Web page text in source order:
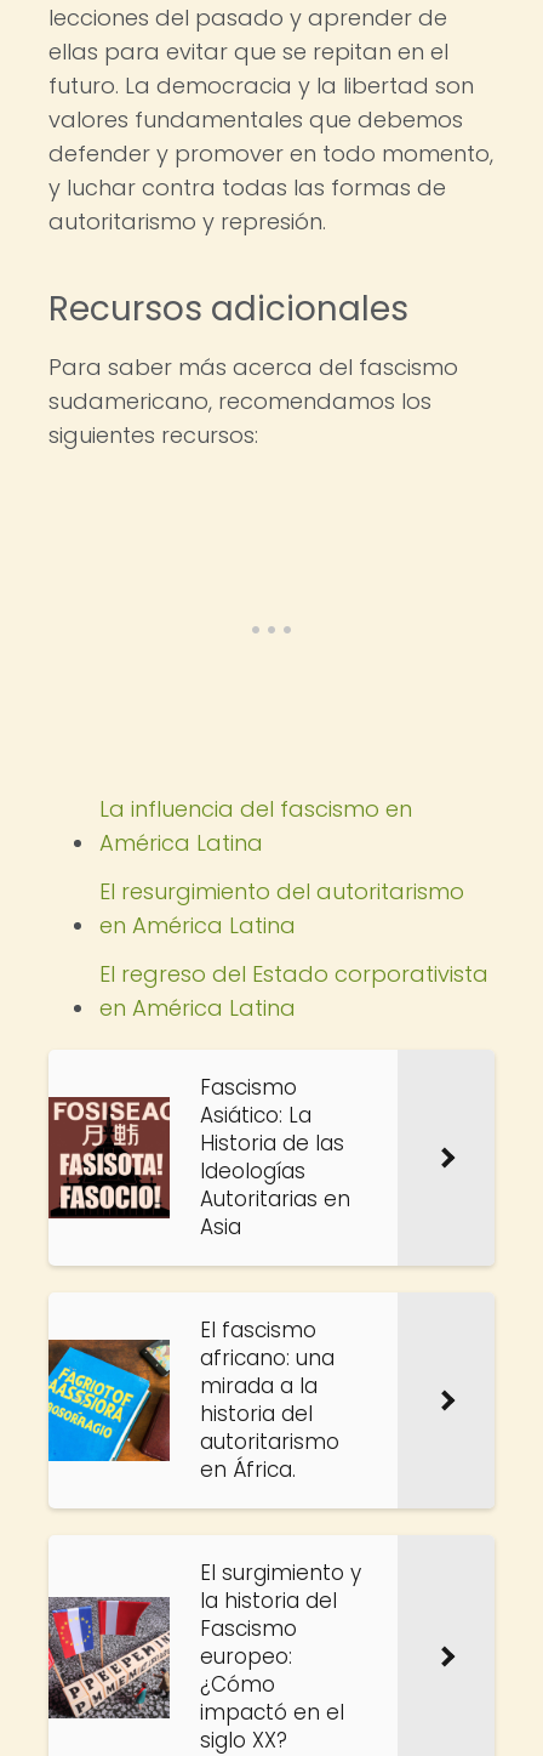
lecciones del pasado y aprender de
ellas para evitar que se repitan en el
futuro. La democracia y la libertad son
valores fundamentales que debemos
defender y promover en todo momento,
y luchar contra todas las formas de
autoritarismo y represión.
Recursos adicionales
Para saber más acerca del fascismo
sudamericano, recomendamos los
siguientes recursos:
La influencia del fascismo en
América Latina
El resurgimiento del autoritarismo
en América Latina
El regreso del Estado corporativista
en América Latina
Fascismo
Asiático: La
Historia de las
Ideologías
Autoritarias en
Asia
El fascismo
africano: una
mirada a la
historia del
autoritarismo
en África.
El surgimiento y
la historia del
Fascismo
europeo:
¿Cómo
impactó en el
siglo XX?